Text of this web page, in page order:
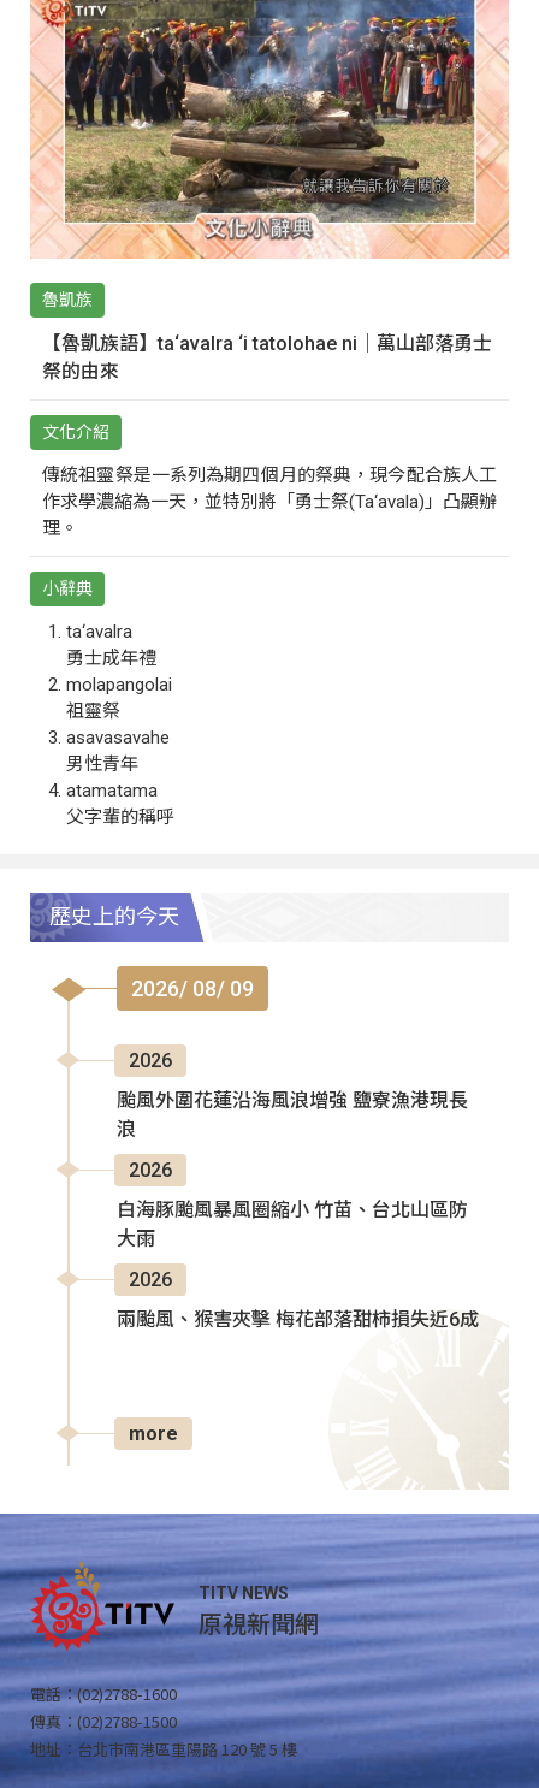
魯凱族
【魯凱族語】ta‘avalra ‘i tatolohae ni｜萬山部落勇士
祭的由來
文化介紹
傳統祖靈祭是一系列為期四個月的祭典，現今配合族人工
作求學濃縮為一天，並特別將「勇士祭(Ta‘avala)」凸顯辦
理。
小辭典
ta‘avalra
勇士成年禮
molapangolai
祖靈祭
asavasavahe
男性青年
atamatama
父字輩的稱呼
歷史上的今天
2026/ 08/ 09
2026
颱風外圍花蓮沿海風浪增強 鹽寮漁港現長
浪
2026
白海豚颱風暴風圈縮小 竹苗、台北山區防
大雨
2026
兩颱風、猴害夾擊 梅花部落甜柿損失近6成
more
TITV NEWS
原視新聞網
電話：(02)2788-1600
傳真：(02)2788-1500
地址：台北市南港區重陽路 120 號 5 樓